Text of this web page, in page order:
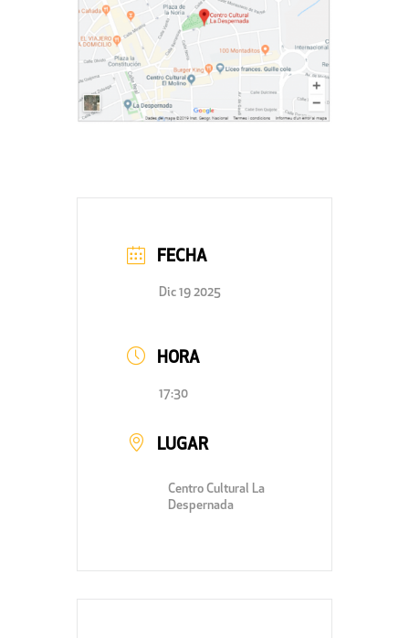
FECHA
Dic 19 2025
HORA
17:30
LUGAR
Centro Cultural La
Despernada